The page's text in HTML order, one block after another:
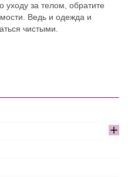
уходу за телом, обратите
Ведь и одежда и
чистыми.